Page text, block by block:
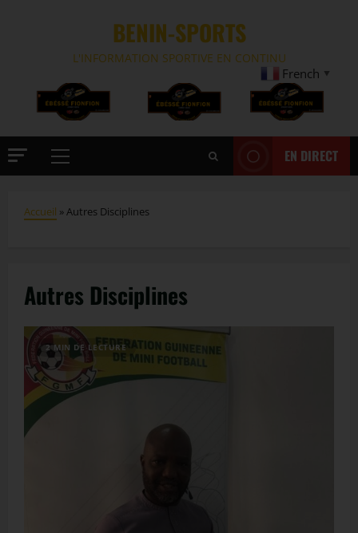
BENIN-SPORTS
L'INFORMATION SPORTIVE EN CONTINU
French ▼
EN DIRECT
Accueil »Autres Disciplines
Autres Disciplines
2 MIN DE LECTURE